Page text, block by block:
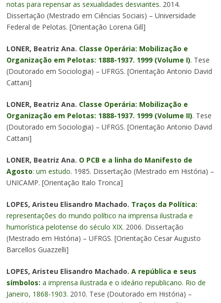
notas para repensar as sexualidades desviantes. 2014.
Dissertação (Mestrado em Ciências Sociais) – Universidade
Federal de Pelotas. [Orientação Lorena Gill]
LONER, Beatriz Ana. Classe Operária: Mobilização e
Organização em Pelotas: 1888-1937. 1999 (Volume I). Tese
(Doutorado em Sociologia) – UFRGS. [Orientação Antonio David
Cattani]
LONER, Beatriz Ana. Classe Operária: Mobilização e
Organização em Pelotas: 1888-1937. 1999 (Volume II). Tese
(Doutorado em Sociologia) – UFRGS. [Orientação Antonio David
Cattani]
LONER, Beatriz Ana. O PCB e a linha do Manifesto de
Agosto: um estudo. 1985. Dissertação (Mestrado em História) –
UNICAMP. [Orientação Italo Tronca]
LOPES, Aristeu Elisandro Machado. Traços da Política:
representações do mundo político na imprensa ilustrada e
humorística pelotense do século XIX. 2006. Dissertação
(Mestrado em História) – UFRGS. [Orientação Cesar Augusto
Barcellos Guazzelli]
LOPES, Aristeu Elisandro Machado. A república e seus
símbolos: a imprensa ilustrada e o ideário republicano. Rio de
Janeiro, 1868-1903. 2010. Tese (Doutorado em História) –